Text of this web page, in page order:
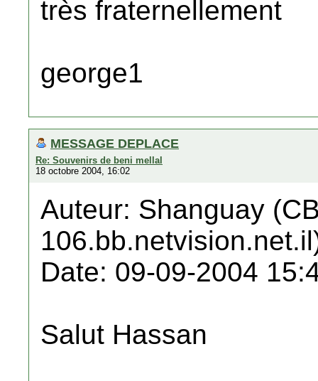
très fraternellement
george1
MESSAGE DEPLACE
Re: Souvenirs de beni mellal
18 octobre 2004, 16:02
Auteur: Shanguay
Date: 09-09-2004
Salut Hassan